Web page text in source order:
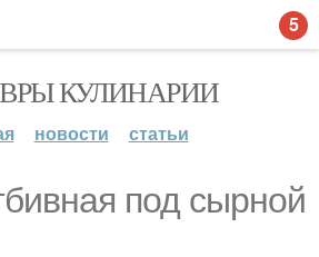
КУЛИНАРИИ
новости статьи
под сырной
5